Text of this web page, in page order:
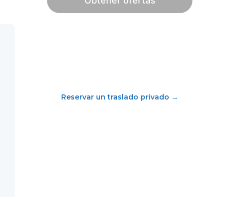
Reservar un traslado privado →